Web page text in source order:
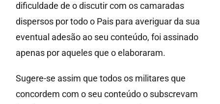
dificuldade de o discutir com os camaradas
dispersos por todo o Pais para averiguar da sua
eventual adesão ao seu conteúdo, foi assinado
apenas por aqueles que o elaboraram.
Sugere-se assim que todos os militares que
concordem com o seu conteúdo o subscrevam